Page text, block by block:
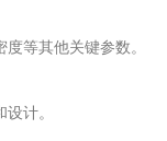
等其他关键参数。
设计。